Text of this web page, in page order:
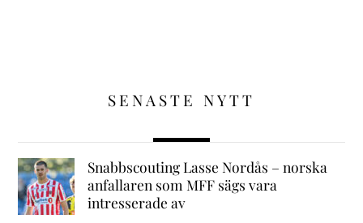
SENASTE NYTT
Snabbscouting Lasse Nordås – norska
anfallaren som MFF sägs vara
intresserade av